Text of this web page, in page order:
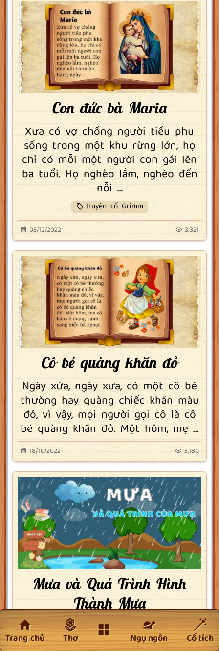
Con đức bà Maria
Xưa có vợ chồng người tiều phu
sống trong một khu rừng lớn, họ
chỉ có mỗi một người con gái lên
ba tuổi. Họ nghèo lắm, nghèo đến
nỗi ...
Truyện cổ Grimm
03/12/2022 3.321
Cô bé quàng khăn đỏ
Ngày xửa, ngày xưa, có một cô bé
thường hay quàng chiếc khăn màu
đỏ, vì vậy, mọi người gọi cô là cô
bé quàng khăn đỏ. Một hôm, mẹ ...
18/10/2022 3.180
Mưa và Quá Trình Hình
Thành Mưa
Hôm nay, chúng ta sẽ cùng nhau
khám phá về mưa và vòng tuần
Trang chủ Thơ Ngụ ngôn Cổ tích